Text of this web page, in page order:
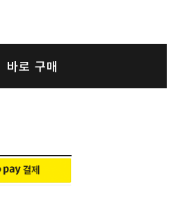
바로 구매